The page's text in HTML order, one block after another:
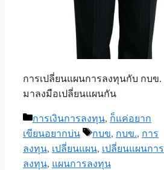
การเปลี่ยนแผนการลงทุนกับ กบข.
มาลงมือเปลี่ยนแผนกัน
Categories
การเงินการลงทุน, ก็แค่อยาก
เขียนอยากบ่น
Tags
กบข, กบข., การ
ลงทุน, เปลี่ยนแผน, เปลี่ยนแผนการ
ลงทุน, แผนการลงทุน